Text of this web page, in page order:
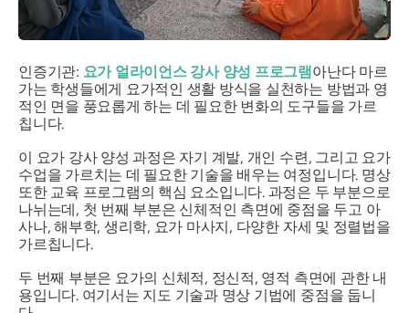
인증기관: 요가 얼라이언스 강사 양성 프로그램아난다 마르
가는 학생들에게 요가적인 생활 방식을 실천하는 방법과 영
적인 면을 풍요롭게 하는 데 필요한 변화의 도구들을 가르
칩니다.
이 요가 강사 양성 과정은 자기 계발, 개인 수련, 그리고 요가
수업을 가르치는 데 필요한 기술을 배우는 여정입니다. 명상
또한 교육 프로그램의 핵심 요소입니다. 과정은 두 부분으로
나뉘는데, 첫 번째 부분은 신체적인 측면에 중점을 두고 아
사나, 해부학, 생리학, 요가 마사지, 다양한 자세 및 정렬법을
가르칩니다.
두 번째 부분은 요가의 신체적, 정신적, 영적 측면에 관한 내
용입니다. 여기서는 지도 기술과 명상 기법에 중점을 둡니